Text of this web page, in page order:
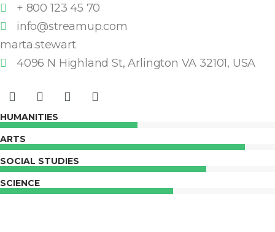
+ 800 123 45 70
info@streamup.com
marta.stewart
4096 N Highland St, Arlington VA 32101, USA
HUMANITIES
ARTS
SOCIAL STUDIES
SCIENCE